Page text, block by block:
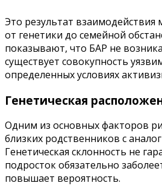
Это результат взаимодействия
от генетики до семейной
показывают, что БАР не
существует совокупность
определенных условиях
Генетическая
Одним из основных факторов
близких родственников с
Генетическая склонность не
подросток обязательно
повышает вероятность.